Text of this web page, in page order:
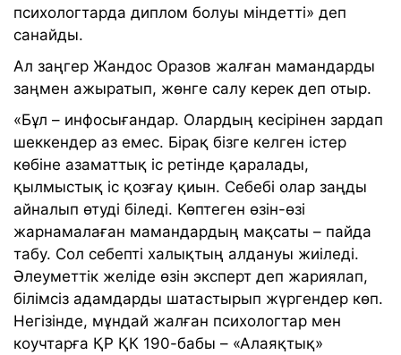
психологтарда диплом болуы міндетті» деп
санайды.
Ал заңгер Жандос Оразов жалған мамандарды
заңмен ажыратып, жөнге салу керек деп отыр.
«Бұл – инфосығандар. Олардың кесірінен зардап
шеккендер аз емес. Бірақ бізге келген істер
көбіне азаматтық іс ретінде қаралады,
қылмыстық іс қозғау қиын. Себебі олар заңды
айналып өтуді біледі. Көптеген өзін-өзі
жарнамалаған мамандардың мақсаты – пайда
табу. Сол себепті халықтың алдануы жиіледі.
Әлеуметтік желіде өзін эксперт деп жариялап,
білімсіз адамдарды шатастырып жүргендер көп.
Негізінде, мұндай жалған психологтар мен
коучтарға ҚР ҚК 190-бабы – «Алаяқтық»